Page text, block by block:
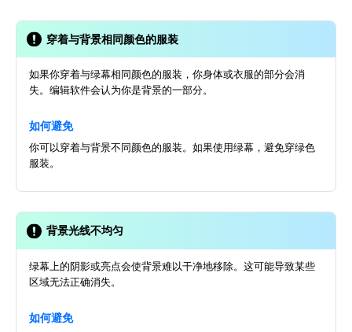
穿着与背景相同颜色的服装
如果你穿着与绿幕相同颜色的服装，你身体或衣服的部分会消
失。编辑软件会认为你是背景的一部分。
如何避免
你可以穿着与背景不同颜色的服装。如果使用绿幕，避免穿绿色
服装。
背景光线不均匀
绿幕上的阴影或亮点会使背景难以干净地移除。这可能导致某些
区域无法正确消失。
如何避免